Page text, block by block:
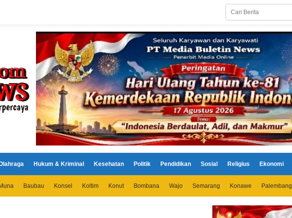
Hukum & Kriminal Kesehatan Politik Pendidikan Sosial Religius Ekonomi
Baubau Konsel Koltim Konut Bombana Wajo Semarang Konawe Palembang